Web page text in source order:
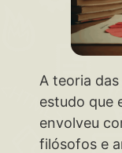
A teoria
estudo que
envolveu
filósofos e